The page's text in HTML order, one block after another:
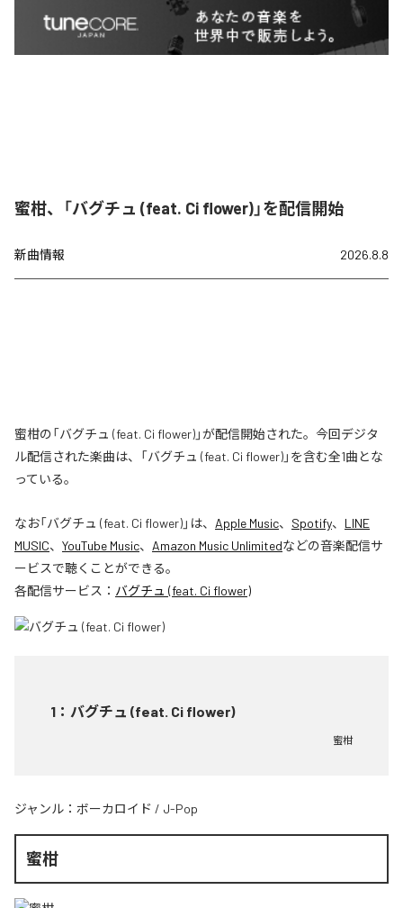
蜜柑、「バグチュ (feat. Ci flower)」を配信開始
新曲情報 2026.8.8
蜜柑の「バグチュ (feat. Ci flower)」が配信開始された。今回デジタ
ル配信された楽曲は、「バグチュ (feat. Ci flower)」を含む全1曲とな
っている。
なお「バグチュ (feat. Ci flower)」は、 Apple Music、 Spotify、 LINE
MUSIC、 YouTube Music、 Amazon Music Unlimitedなどの音楽配信サ
ービスで聴くことができる。
各配信サービス： バグチュ (feat. Ci flower)
1 ： バグチュ (feat. Ci flower)
蜜柑
ジャンル： ボーカロイド / J-Pop
蜜柑